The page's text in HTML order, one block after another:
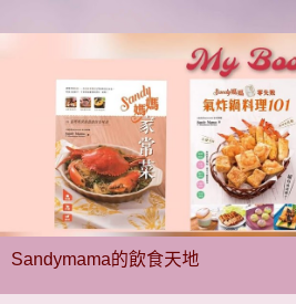
Sandymama的飲食天地